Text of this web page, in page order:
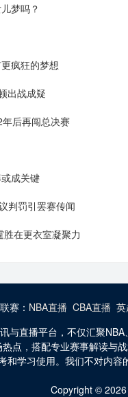
梦吗？
疯狂的梦想
出战成疑
后再闯总决赛
成关键
判罚引罢赛传闻
在更衣室凝聚力
赛： NBA直播 CBA直播
与直播平台，不仅汇聚
点，搭配专业赛事解读与
学习使用。我们不对内
Copyright ©